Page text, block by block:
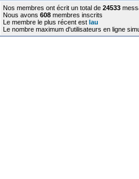
Nos membres ont écrit un total de 24533
Nous avons 608 membres inscrits
Le membre le plus récent est lau
Le nombre maximum d'utilisateurs en ligne